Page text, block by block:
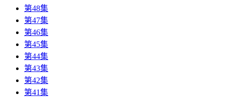
第48集
第47集
第46集
第45集
第44集
第43集
第42集
第41集